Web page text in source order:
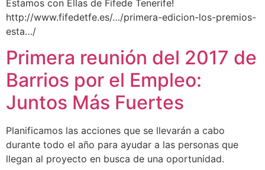
Estamos con Ellas de Fifede Tenerife!
http://www.fifedetfe.es/…/primera-edicion-los-premios-
esta…/
Primera reunión del 2017 de
Barrios por el Empleo:
Juntos Más Fuertes
Planificamos las acciones que se llevarán a cabo
durante todo el año para ayudar a las personas que
llegan al proyecto en busca de una oportunidad.